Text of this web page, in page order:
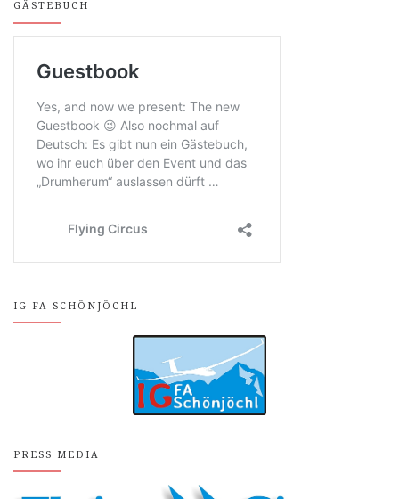
GÄSTEBUCH
IG FA SCHÖNJÖCHL
PRESS MEDIA